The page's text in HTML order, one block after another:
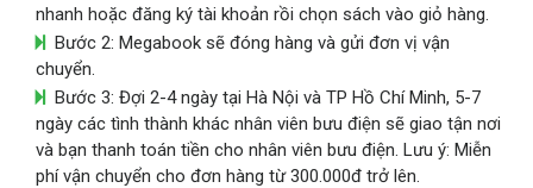
nhanh hoặc đăng ký tài khoản rồi chọn sách vào giỏ hàng.
Bước 2: Megabook sẽ đóng hàng và gửi đơn vị vận
chuyển.
Bước 3: Đợi 2-4 ngày tại Hà Nội và TP Hồ Chí Minh, 5-7
ngày các tình thành khác nhân viên bưu điện sẽ giao tận nơi
và bạn thanh toán tiền cho nhân viên bưu điện. Lưu ý: Miễn
phí vận chuyển cho đơn hàng từ 300.000đ trở lên.